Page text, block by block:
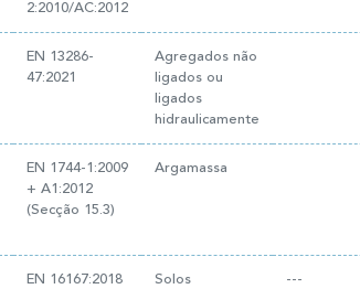
2:2010/AC:2012
EN 13286-
47:2021
Agregados não
ligados ou
ligados
hidraulicamente
EN 1744-1:2009
+ A1:2012
(Secção 15.3)
Argamassa
EN 16167:2018 Solos ---